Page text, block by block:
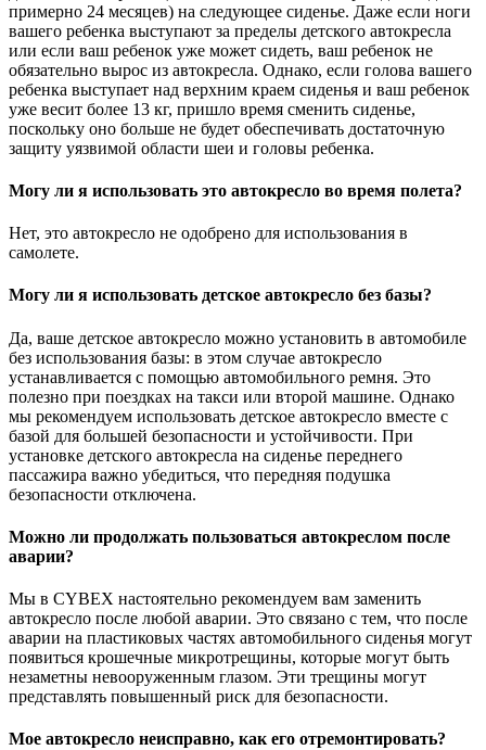
примерно 24 месяцев) на следующее сиденье. Даже если ноги
вашего ребенка выступают за пределы детского автокресла
или если ваш ребенок уже может сидеть, ваш ребенок не
обязательно вырос из автокресла. Однако, если голова вашего
ребенка выступает над верхним краем сиденья и ваш ребенок
уже весит более 13 кг, пришло время сменить сиденье,
поскольку оно больше не будет обеспечивать достаточную
защиту уязвимой области шеи и головы ребенка.
Могу ли я использовать это автокресло во время полета?
Нет, это автокресло не одобрено для использования в
самолете.
Могу ли я использовать детское автокресло без базы?
Да, ваше детское автокресло можно установить в автомобиле
без использования базы: в этом случае автокресло
устанавливается с помощью автомобильного ремня. Это
полезно при поездках на такси или второй машине. Однако
мы рекомендуем использовать детское автокресло вместе с
базой для большей безопасности и устойчивости. При
установке детского автокресла на сиденье переднего
пассажира важно убедиться, что передняя подушка
безопасности отключена.
Можно ли продолжать пользоваться автокреслом после
аварии?
Мы в CYBEX настоятельно рекомендуем вам заменить
автокресло после любой аварии. Это связано с тем, что после
аварии на пластиковых частях автомобильного сиденья могут
появиться крошечные микротрещины, которые могут быть
незаметны невооруженным глазом. Эти трещины могут
представлять повышенный риск для безопасности.
Мое автокресло неисправно, как его отремонтировать?